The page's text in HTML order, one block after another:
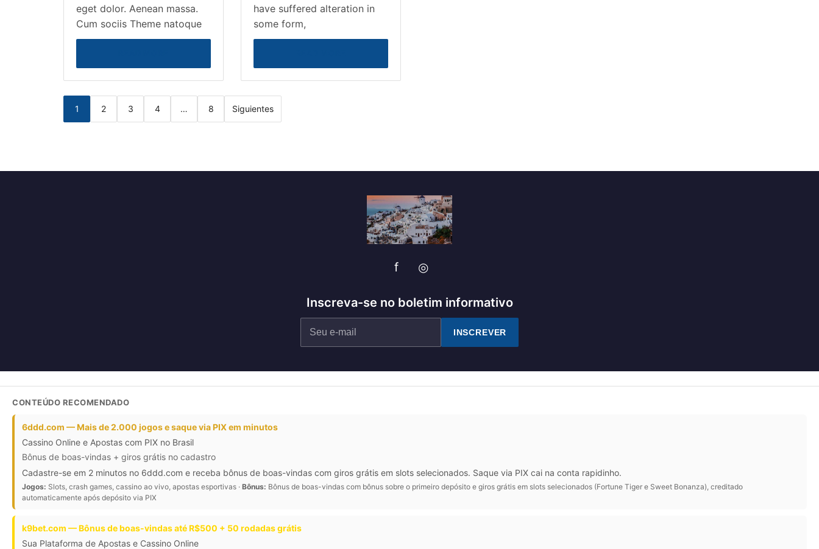
eget dolor. Aenean massa.
Cum sociis Theme natoque
have suffered alteration in
some form,
1 2 3 4 … 8 Siguientes
f ◎
Inscreva-se no boletim informativo
INSCREVER
CONTEÚDO RECOMENDADO
6ddd.com — Mais de 2.000 jogos e saque via PIX em minutos
Cassino Online e Apostas com PIX no Brasil
Bônus de boas-vindas + giros grátis no cadastro
Cadastre-se em 2 minutos no 6ddd.com e receba bônus de boas-vindas com giros grátis em slots selecionados. Saque via PIX cai na conta rapidinho.
Jogos: Slots, crash games, cassino ao vivo, apostas esportivas · Bônus: Bônus de boas-vindas com bônus sobre o primeiro depósito e giros grátis em slots selecionados (Fortune Tiger e Sweet Bonanza), creditado
automaticamente após depósito via PIX
k9bet.com — Bônus de boas-vindas até R$500 + 50 rodadas grátis
Sua Plataforma de Apostas e Cassino Online